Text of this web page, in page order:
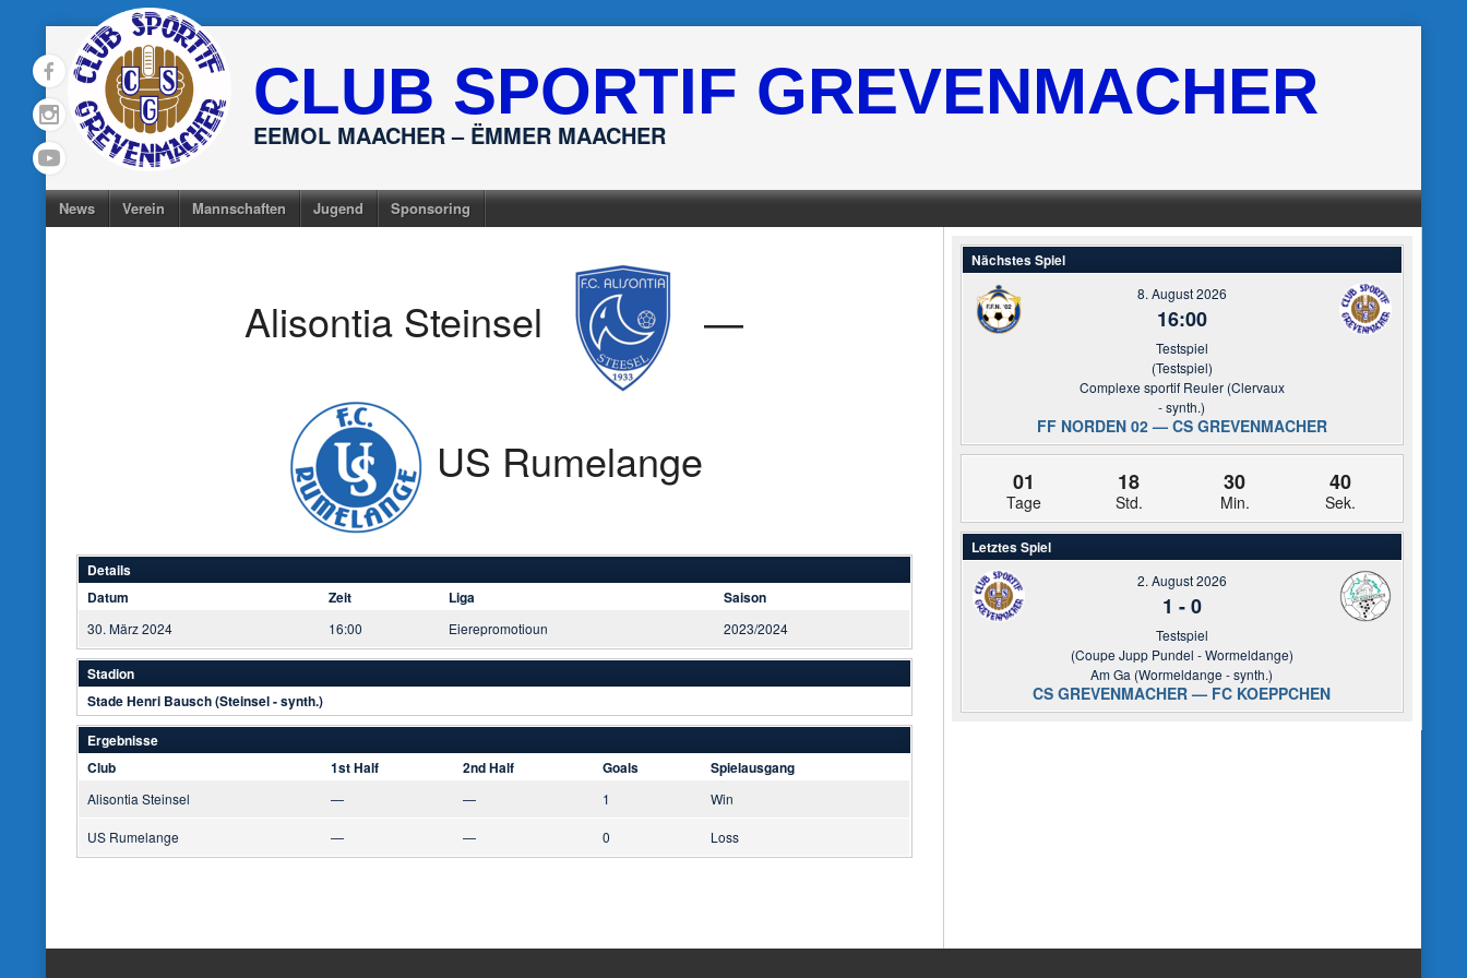
to
content
CLUB SPORTIF GREVENMACHER
EEMOL MAACHER – ËMMER MAACHER
News Verein Mannschaften Jugend Sponsoring
Alisontia Steinsel —
US Rumelange
Details
Datum
Zeit Liga Saison
30. März 2024 16:00 Eierepromotioun 2023/2024
Stadion
Stade Henri Bausch (Steinsel - synth.)
Ergebnisse
Club
1st Half 2nd Half Goals Spielausgang
Alisontia Steinsel — — 1 Win
US Rumelange — — 0 Loss
Nächstes Spiel
8. August 2026
16:00
Testspiel
(Testspiel)
Complexe sportif Reuler (Clervaux
- synth.)
FF NORDEN 02 — CS GREVENMACHER
01
Tage
18
Std.
30
Min.
39
Sek.
Letztes Spiel
2. August 2026
1 -0
Testspiel
(Coupe Jupp Pundel - Wormeldange)
Am Ga (Wormeldange - synth.)
CS GREVENMACHER — FC KOEPPCHEN